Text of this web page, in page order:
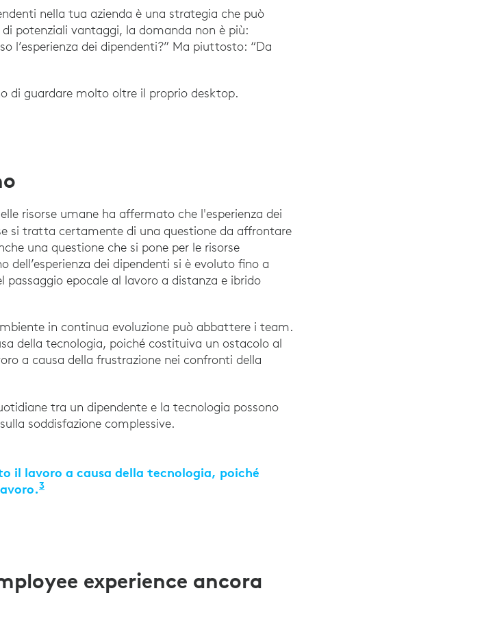
nella tua azienda è una strategia che può
potenziali vantaggi, la domanda non è più:
l’esperienza dei dipendenti?” Ma piuttosto: “Da
di guardare molto oltre il proprio desktop.
risorse umane ha affermato che l'esperienza dei
Employee Experience: A SWOT Analysis of 500 Human Resources
si tratta certamente di una questione da affrontare
una questione che si pone per le risorse
dei dipendenti si è evoluto fino a
epocale al lavoro a distanza e ibrido
in continua evoluzione può abbattere i team.
della tecnologia, poiché costituiva un ostacolo al
a causa della frustrazione nei confronti della
Adobe Workfront, 25 marzo 2021
tra un dipendente e la tecnologia possono
soddisfazione complessive.
il lavoro a causa della tecnologia, poiché
3“The 2021 State of Work”, Adobe Workfront, 25 marzo 2021
experience ancora